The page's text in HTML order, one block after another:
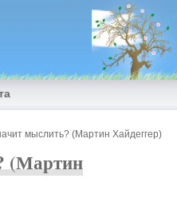
мыслить? (Мартин Хайдеггер)
(Мартин